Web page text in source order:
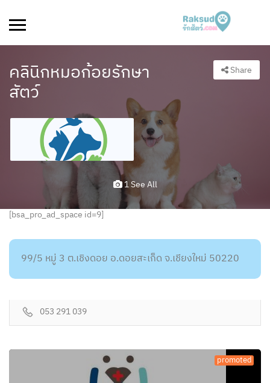
คลินิกหมอก้อยรักษา
สัตว์
Share
1 See All
[bsa_pro_ad_space id=9]
99/5 หมู่ 3 ต.เชิงดอย อ.ดอยสะเก็ด จ.เชียงใหม่ 50220
053 291 039
promoted